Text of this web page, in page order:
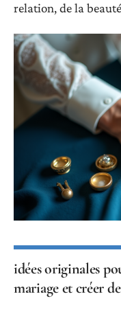
relation, de la
idées originales
mariage et créer